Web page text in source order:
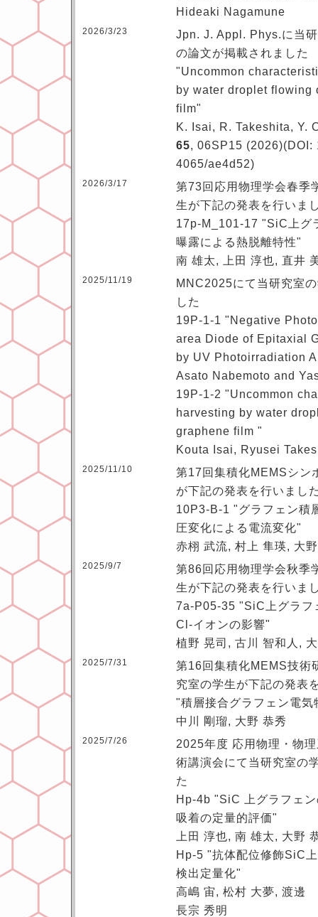
Hideaki Nagamune
2026/3/23
Jpn. J. Appl. Phys.に当
の論文が掲載されました
"Uncommon
by water droplet flowing
film"
K. Isai, R. Takeshita, Y.
65, 06SP15 (2026)(DOI:
4065/ae4d52)
2026/3/17
第73回応用物理学会春季
生が下記の発表を行いま
17p-M_101-17 "SiC上グ
曝露による熱脱離特性"
南 雄太, 上田 淳也, 直井
2025/11/19
MNC2025にて当研究室
した
19P-1-1 "Negative
area Diode of Epitaxial
by UV Photoirradiation
Asato Nabemoto and
19P-1-2 "Uncommon
harvesting by water
graphene film "
Kouta Isai, Ryusei
2025/11/10
第17回集積化MEMSシン
が下記の発表を行いまし
10P3-B-1 "グラフェン積
圧変化による電流変化"
赤栩 武流, 村上 隼瑛, 大
2025/9/7
第86回応用物理学会秋季
生が下記の発表を行いま
7a-P05-35 "SiC上グラフ
Cl-イオンの影響"
植野 晃司, 古川 智和人,
2025/7/31
第16回集積化MEMS技術
究室の学生が下記の発表
"積層接合グラフェン電
中川 剛瑠, 大野 恭秀
2025/7/26
2025年度 応用物理・物
術講演会にて当研究室の
た
Hp-4b "SiC 上グラフェ
吸着の定量的評価"
上田 淳也, 南 雄太, 大野
Hp-5 "抗体配位修飾SiC
検出定量化"
高嶋 宙, 松村 大夢, 渡邊
長宗 秀明